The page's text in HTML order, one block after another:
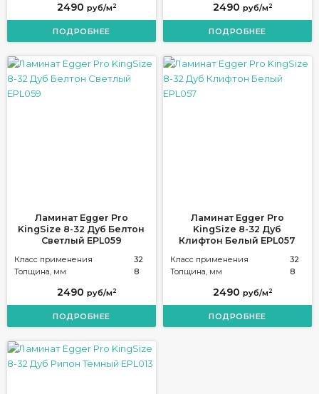
2490 руб/м 2
ПОДРОБНЕЕ
2490 руб/м 2
ПОДРОБНЕЕ
Ламинат Egger Pro
KingSize 8-32 Дуб Белтон
Светлый EPL059
Класс применения
32
Толщина, мм
8
2490 руб/м 2
ПОДРОБНЕЕ
Ламинат Egger Pro
KingSize 8-32 Дуб
Клифтон Белый EPL057
Класс применения
32
Толщина, мм
8
2490 руб/м 2
ПОДРОБНЕЕ